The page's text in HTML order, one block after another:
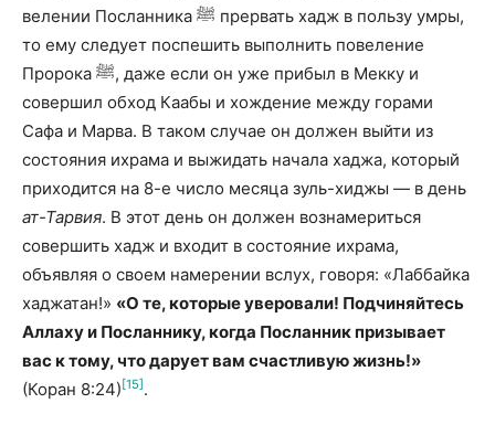
велении Посланника ﷺ прервать хадж в пользу умры,
то ему следует поспешить выполнить повеле­ние
Пророка ﷺ, даже если он уже прибыл в Мекку и
совершил обход Каабы и хождение между горами
Сафа и Марва. В таком случае он должен выйти из
состояния ихрама и выжидать начала хаджа, который
приходится на 8-е число месяца зуль-хиджы — в день
ат-Тарвия. В этот день он должен вознамериться
совершить хадж и входит в состояние ихрама,
объявляя о своем намерении вслух, говоря: «Лаббайка
хаджатан!» «О те, которые уверовали! Подчиняйтесь
Аллаху и Посланнику, когда Посланник призывает
вас к тому, что дарует вам счастливую жизнь!»
(Коран 8:24) [15] .